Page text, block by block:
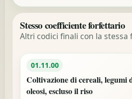
Stesso coefficiente forfettario
Altri codici finali con la
01.11.00
Coltivazione di cereali, legumi
oleosi, escluso il riso